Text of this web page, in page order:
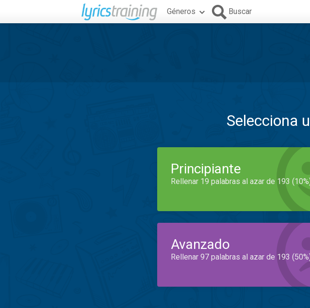
Géneros Buscar
Selecciona
Principiante
Rellenar 19 palabras al azar de 193
Avanzado
Rellenar 97 palabras al azar de 193